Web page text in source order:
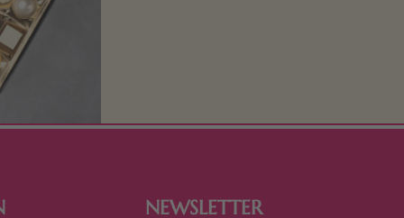
NEWSLETTER